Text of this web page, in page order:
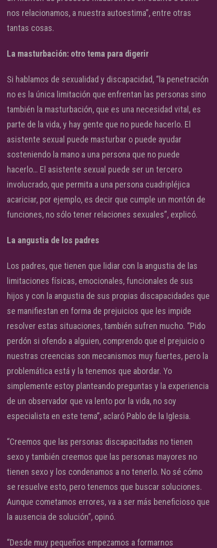
nos relacionamos, a nuestra autoestima”, entre otras
tantas cosas.
La masturbación: otro tema para digerir
Si hablamos de sexualidad y discapacidad, “la penetración
no es la única limitación que enfrentan las personas sino
también la masturbación, que es una necesidad vital, es
parte de la vida, y hay gente que no puede hacerlo. El
asistente sexual puede masturbar o puede ayudar
sosteniendo la mano a una persona que no puede
hacerlo… El asistente sexual puede ser un tercero
involucrado, que permita a una persona cuadripléjica
acariciar, por ejemplo, es decir que cumple un montón de
funciones, no sólo tener relaciones sexuales”, explicó.
La angustia de los padres
Los padres, que tienen que lidiar con la angustia de las
limitaciones físicas, emocionales, funcionales de sus
hijos y con la angustia de sus propias discapacidades que
se manifiestan en forma de prejuicios que les impide
resolver estas situaciones, también sufren mucho. “Pido
perdón si ofendo a alguien, comprendo que el prejuicio o
nuestras creencias son mecanismos muy fuertes, pero la
problemática está y la tenemos que abordar. Yo
simplemente estoy planteando preguntas y la experiencia
de un observador que va lento por la vida, no soy
especialista en este tema”, aclaró Pablo de la Iglesia.
“Creemos que las personas discapacitadas no tienen
sexo y también creemos que las personas mayores no
tienen sexo y los condenamos a no tenerlo. No sé cómo
se resuelve esto, pero tenemos que buscar soluciones.
Aunque cometamos errores, va a ser más beneficioso que
la ausencia de solución”, opinó.
“Desde muy pequeños empezamos a formarnos